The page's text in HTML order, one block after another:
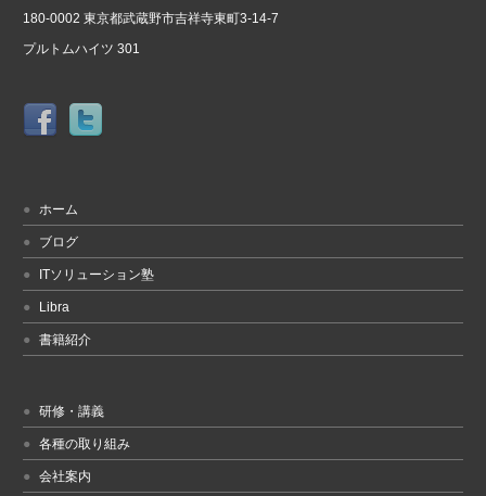
180-0002 東京都武蔵野市吉祥寺東町3-14-7
プルトムハイツ 301
ホーム
ブログ
ITソリューション塾
Libra
書籍紹介
研修・講義
各種の取り組み
会社案内